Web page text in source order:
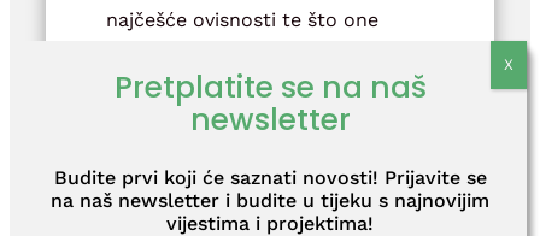
najčešće ovisnosti te što one
Predavanje je dio suradnje Fonda i
Sisačko-moslavačke županije kako
bi se lokalnom stanovništvu
Pretplatite se na naš
newsletter
Budite prvi koji će saznati novosti! Prijavite se
na naš newsletter i budite u tijeku s najnovijim
vijestima i projektima!